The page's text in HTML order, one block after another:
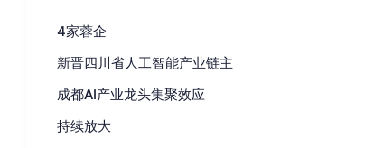
4家蓉企
新晋四川省人工智能产业链主
成都AI产业龙头集聚效应
持续放大